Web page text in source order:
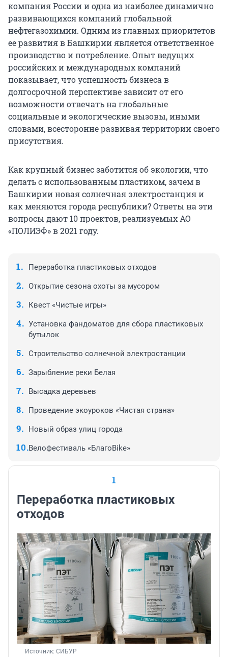
компания России и одна из наиболее динамично
развивающихся компаний глобальной
нефтегазохимии. Одним из главных приоритетов
ее развития в Башкирии является ответственное
производство и потребление. Опыт ведущих
российских и международных компаний
показывает, что успешность бизнеса в
долгосрочной перспективе зависит от его
возможности отвечать на глобальные
социальные и экологические вызовы, иными
словами, всесторонне развивая территории своего
присутствия.
Как крупный бизнес заботится об экологии, что
делать с использованным пластиком, зачем в
Башкирии новая солнечная электростанция и
как меняются города республики? Ответы на эти
вопросы дают 10 проектов, реализуемых АО
«ПОЛИЭФ» в 2021 году.
Переработка пластиковых отходов
Открытие сезона охоты за мусором
Квест «Чистые игры»
Установка фандоматов для сбора пластиковых
бутылок
Строительство солнечной электростанции
Зарыбление реки Белая
Высадка деревьев
Проведение экоуроков «Чистая страна»
Новый образ улиц города
Велофестиваль «БлагоBike»
1
Переработка пластиковых
отходов
Источник: СИБУР